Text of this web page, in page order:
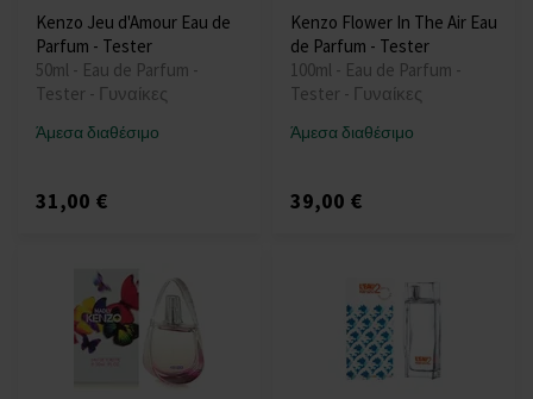
Kenzo Jeu d'Amour Eau de
Parfum - Tester
50ml - Eau de Parfum -
Tester - Γυναίκες
Άμεσα διαθέσιμο
31,00 €
Kenzo Flower In The Air Eau
de Parfum - Tester
100ml - Eau de Parfum -
Tester - Γυναίκες
Άμεσα διαθέσιμο
39,00 €